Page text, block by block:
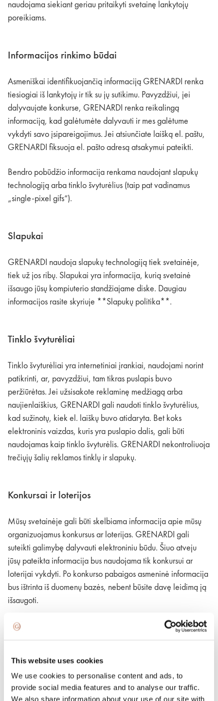
This website uses cookies
We use cookies to personalise content and ads, to
provide social media features and to analyse our traffic.
We also share information about your use of our site with
naudojama siekiant geriau pritaikyti svetainę lankytojų
poreikiams.
Informacijos rinkimo būdai
Asmeniškai identifikuojančią informaciją GRENARDI renka
tiesiogiai iš lankytojų ir tik su jų sutikimu. Pavyzdžiui, jei
dalyvaujate konkurse, GRENARDI renka reikalingą
informaciją, kad galėtumėte dalyvauti ir mes galėtume
vykdyti savo įsipareigojimus. Jei atsiunčiate laišką el. paštu,
GRENARDI fiksuoja el. pašto adresą atsakymui pateikti.
Bendro pobūdžio informacija renkama naudojant slapukų
technologiją arba tinklo švyturėlius (taip pat vadinamus
„single-pixel gifs“).
Slapukai
GRENARDI naudoja slapukų technologiją tiek svetainėje,
tiek už jos ribų. Slapukai yra informacija, kurią svetainė
išsaugo jūsų kompiuterio standžiajame diske. Daugiau
informacijos rasite skyriuje **Slapukų politika**.
Tinklo švyturėliai
Tinklo švyturėliai yra internetiniai įrankiai, naudojami norint
patikrinti, ar, pavyzdžiui, tam tikras puslapis buvo
peržiūrėtas. Jei užsisakote reklaminę medžiagą arba
naujienlaiškius, GRENARDI gali naudoti tinklo švyturėlius,
kad sužinotų, kiek el. laiškų buvo atidaryta. Bet koks
elektroninis vaizdas, kuris yra puslapio dalis, gali būti
naudojamas kaip tinklo švyturėlis. GRENARDI nekontroliuoja
trečiųjų šalių reklamos tinklų ir slapukų.
Konkursai ir loterijos
Mūsų svetainėje gali būti skelbiama informacija apie mūsų
organizuojamus konkursus ar loterijas. GRENARDI gali
suteikti galimybę dalyvauti elektroniniu būdu. Šiuo atveju
jūsų pateikta informacija bus naudojama tik konkursui ar
loterijai vykdyti. Po konkurso pabaigos asmeninė informacija
bus ištrinta iš duomenų bazės, nebent būsite davę leidimą ją
išsaugoti.
GRENARDI gali pakviesti lankytojus užpildyti apklausas ir
anketas apie jų interesus. Atsakymuose į apklausas ar
anketas nebus renkami asmeniškai identifikuojami duomenys.